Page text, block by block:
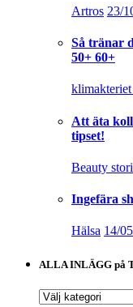
Artros 23/
Så tränar
50+ 60+
Att äta
tipset!
Beauty
Ingefära
Hälsa 14/
ALLA INLÄGG på
ALLA